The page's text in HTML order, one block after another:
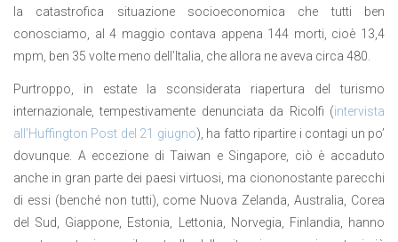
la catastrofica situazione socioeconomica che tutti ben
conosciamo, al 4 maggio contava appena 144 morti, cioè 13,4
mpm, ben 35 volte meno dell’Italia, che allora ne aveva circa 480.
Purtroppo, in estate la sconsiderata riapertura del turismo
internazionale, tempestivamente denunciata da Ricolfi (intervista
all’Huffington Post del 21 giugno), ha fatto ripartire i contagi un po’
dovunque. A eccezione di Taiwan e Singapore, ciò è accaduto
anche in gran parte dei paesi virtuosi, ma ciononostante parecchi
di essi (benché non tutti), come Nuova Zelanda, Australia, Corea
del Sud, Giappone, Estonia, Lettonia, Norvegia, Finlandia, hanno